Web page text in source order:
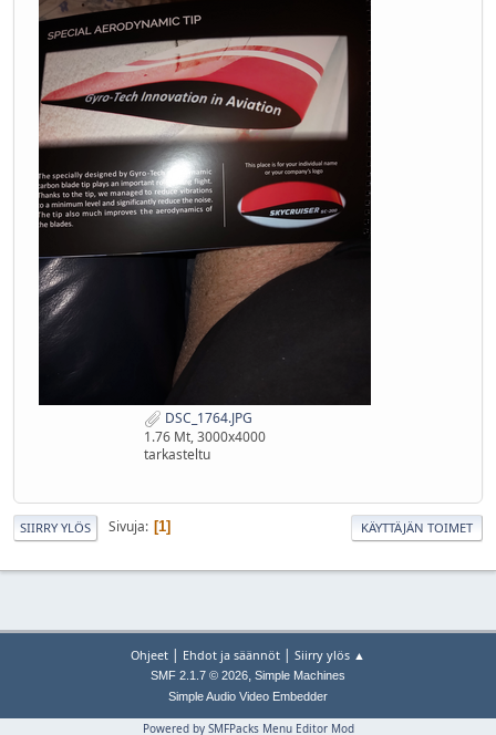
DSC_1764.JPG
1.76 Mt, 3000x4000
tarkasteltu
SIIRRY YLÖS Sivuja 1 KÄYTTÄJÄN TOIMET
Ohjeet | Ehdot ja säännöt | Siirry ylös ▲
SMF 2.1.7 © 2026, Simple Machines
Simple Audio Video Embedder
Powered by SMFPacks Menu Editor Mod